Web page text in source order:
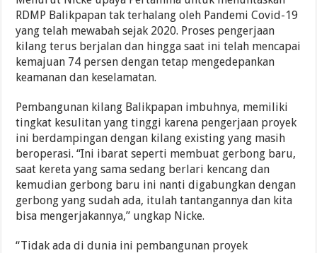
RDMP Balikpapan tak terhalang oleh Pandemi Covid-19
yang telah mewabah sejak 2020. Proses pengerjaan
kilang terus berjalan dan hingga saat ini telah mencapai
kemajuan 74 persen dengan tetap mengedepankan
keamanan dan keselamatan.
Pembangunan kilang Balikpapan imbuhnya, memiliki
tingkat kesulitan yang tinggi karena pengerjaan proyek
ini berdampingan dengan kilang existing yang masih
beroperasi. “Ini ibarat seperti membuat gerbong baru,
saat kereta yang sama sedang berlari kencang dan
kemudian gerbong baru ini nanti digabungkan dengan
gerbong yang sudah ada, itulah tantangannya dan kita
bisa mengerjakannya,” ungkap Nicke.
“Tidak ada di dunia ini pembangunan proyek